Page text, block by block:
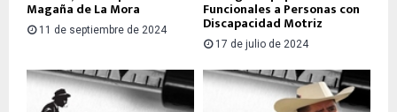
Magaña de La Mora
11 de septiembre de 2024
Funcionales a Personas con
Discapacidad Motriz
17 de julio de 2024